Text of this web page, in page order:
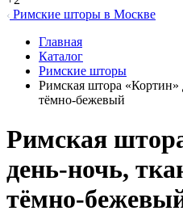
Римские шторы в Москве
Главная
Каталог
Римские шторы
Римская штора «Кортин»
тёмно-бежевый
Римская
день-ночь,
тёмно-